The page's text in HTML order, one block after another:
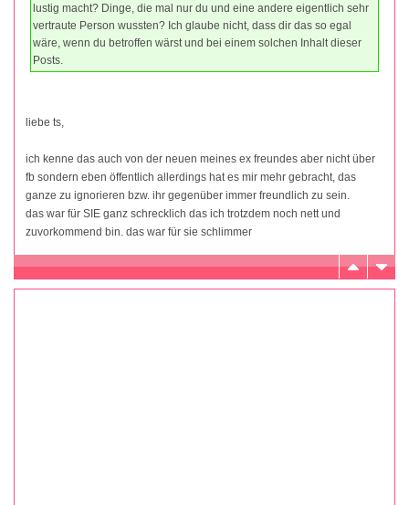
lustig macht? Dinge, die mal nur du und eine andere eigentlich sehr
vertraute Person wussten? Ich glaube nicht, dass dir das so egal
wäre, wenn du betroffen wärst und bei einem solchen Inhalt dieser
Posts.
liebe ts,
ich kenne das auch von der neuen meines ex freundes aber nicht über
fb sondern eben öffentlich allerdings hat es mir mehr gebracht, das
ganze zu ignorieren bzw. ihr gegenüber immer freundlich zu sein.
das war für SIE ganz schrecklich das ich trotzdem noch nett und
zuvorkommend bin. das war für sie schlimmer